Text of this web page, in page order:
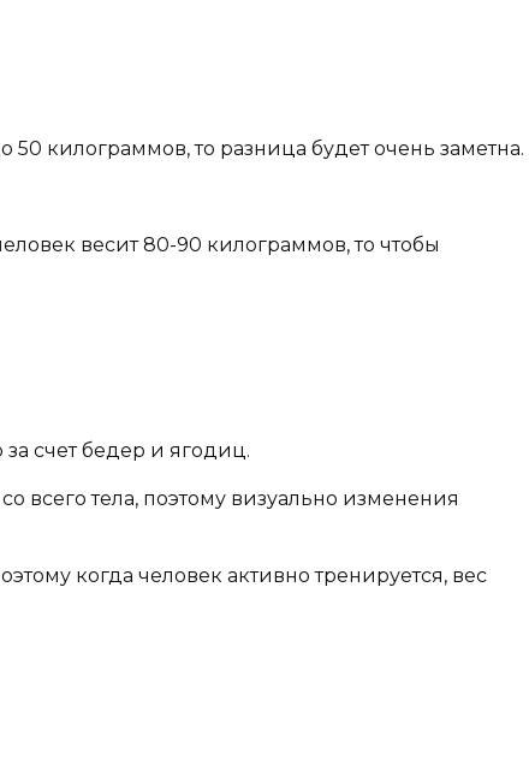
50 килограммов, то разница будет очень заметна.
весит 80-90 килограммов, то чтобы
счет бедер и ягодиц.
всего тела, поэтому визуально изменения
когда человек активно тренируется, вес